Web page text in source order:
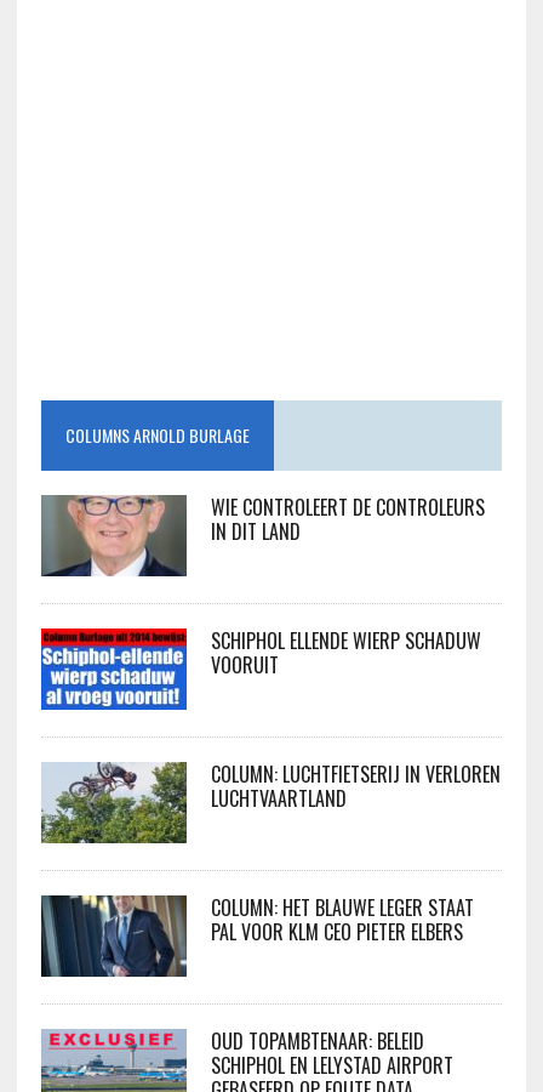
COLUMNS ARNOLD BURLAGE
WIE CONTROLEERT DE CONTROLEURS
IN DIT LAND
SCHIPHOL ELLENDE WIERP SCHADUW
VOORUIT
COLUMN: LUCHTFIETSERIJ IN VERLOREN
LUCHTVAARTLAND
COLUMN: HET BLAUWE LEGER STAAT
PAL VOOR KLM CEO PIETER ELBERS
OUD TOPAMBTENAAR: BELEID
SCHIPHOL EN LELYSTAD AIRPORT